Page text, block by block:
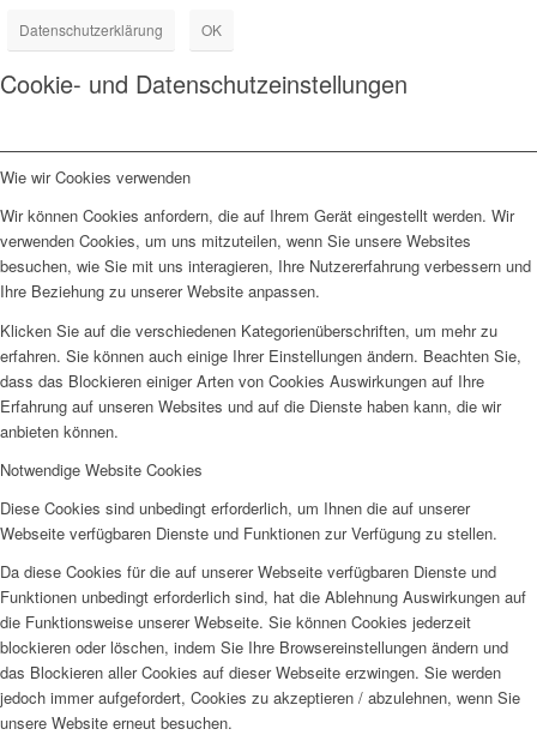
Datenschutzerklärung OK
Cookie- und Datenschutzeinstellungen
Wie wir Cookies verwenden
Wir können Cookies anfordern, die auf Ihrem Gerät eingestellt werden. Wir
verwenden Cookies, um uns mitzuteilen, wenn Sie unsere Websites
besuchen, wie Sie mit uns interagieren, Ihre Nutzererfahrung verbessern und
Ihre Beziehung zu unserer Website anpassen.
Klicken Sie auf die verschiedenen Kategorienüberschriften, um mehr zu
erfahren. Sie können auch einige Ihrer Einstellungen ändern. Beachten Sie,
dass das Blockieren einiger Arten von Cookies Auswirkungen auf Ihre
Erfahrung auf unseren Websites und auf die Dienste haben kann, die wir
anbieten können.
Notwendige Website Cookies
Diese Cookies sind unbedingt erforderlich, um Ihnen die auf unserer
Webseite verfügbaren Dienste und Funktionen zur Verfügung zu stellen.
Da diese Cookies für die auf unserer Webseite verfügbaren Dienste und
Funktionen unbedingt erforderlich sind, hat die Ablehnung Auswirkungen auf
die Funktionsweise unserer Webseite. Sie können Cookies jederzeit
blockieren oder löschen, indem Sie Ihre Browsereinstellungen ändern und
das Blockieren aller Cookies auf dieser Webseite erzwingen. Sie werden
jedoch immer aufgefordert, Cookies zu akzeptieren / abzulehnen, wenn Sie
unsere Website erneut besuchen.